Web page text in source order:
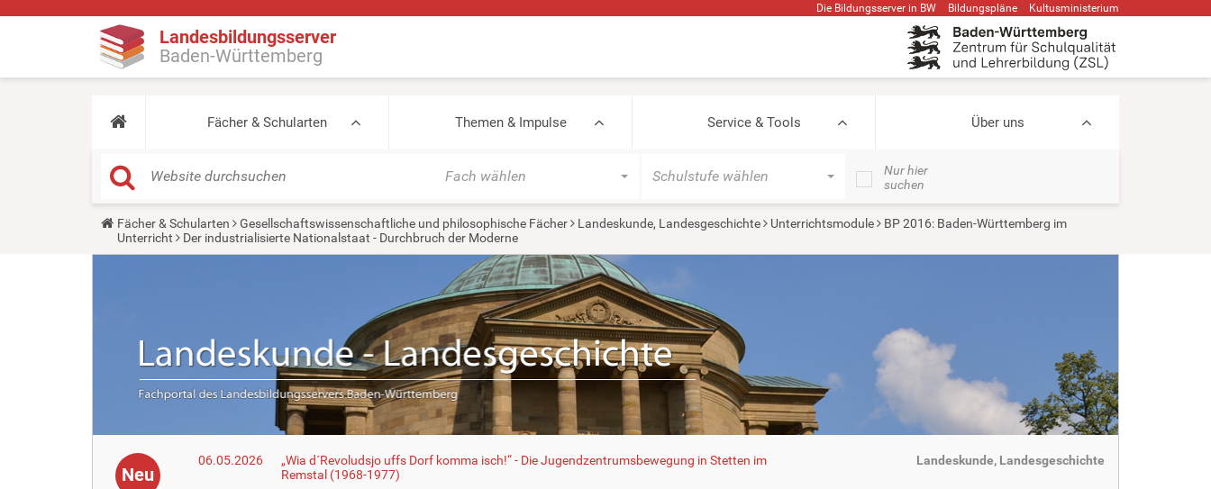
Die Bildungsserver in BW Bildungspläne Kultusministerium
Landesbildungsserver
Baden-Württemberg
Fächer & Schularten Themen & Impulse Service & Tools Über uns
Fach wählen Schulstufe wählen
Nur hier
suchen
Y
u
Fächer & Schularten Gesellschaftswissenschaftliche und philosophische Fächer Landeskunde, Landesgeschichte Unterrichtsmodule
BP 2016: Baden-Württemberg im
Unterricht
Der industrialisierte Nationalstaat - Durchbruch der Moderne
Neu
06.05.2026
„Wia d´Revoludsjo uffs Dorf komma isch!“ - Die Jugendzentrumsbewegung in Stetten im
Remstal (1968-1977)
Landeskunde, Landesgeschichte